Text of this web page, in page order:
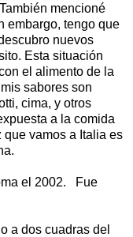
mencioné
embargo, tengo que
nuevos
Esta situación
el alimento de la
sabores son
cima, y otros
a la comida
vamos a Italia es
el 2002. Fue
a dos cuadras del